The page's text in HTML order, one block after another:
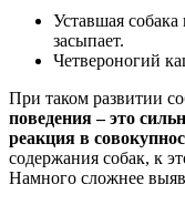
Уставшая собака
засыпает.
Четвероногий
При таком развитии
поведения – это
реакция в
содержания собак, к
Намного сложнее